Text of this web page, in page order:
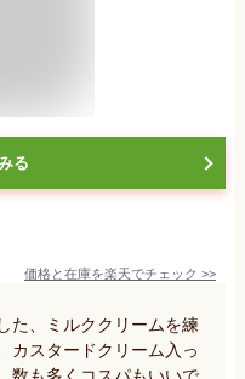
る
価格と在庫を楽天でチェック >>
た、ミルククリームを練
カスタードクリーム入っ